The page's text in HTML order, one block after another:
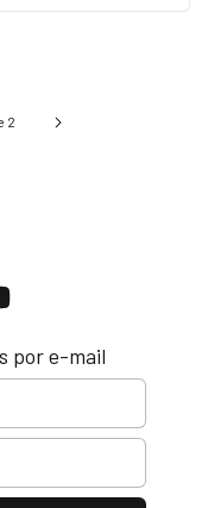
2
por e-mail